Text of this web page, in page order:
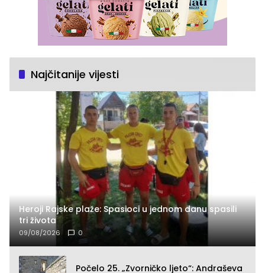
Najčitanije vijesti
Heroji Rajske plaže: Spasioci u jednom danu spasili
tri života
09/08/2026 0
Počelo 25. „Zvorničko ljeto“: Andraševa